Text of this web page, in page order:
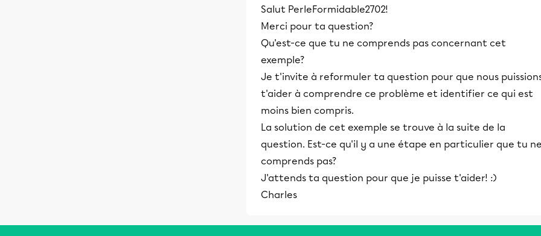
Salut PerleFormidable2702!
Merci pour ta question?
Qu'est-ce que tu ne comprends pas concernant cet
exemple?
Je t'invite à reformuler ta question pour que nous
t'aider à comprendre ce problème et identifier ce qui est
moins bien compris.
La solution de cet exemple se trouve à la suite de la
question. Est-ce qu'il y a une étape en particulier que tu
comprends pas?
J'attends ta question pour que je puisse t'aider! :)
Charles